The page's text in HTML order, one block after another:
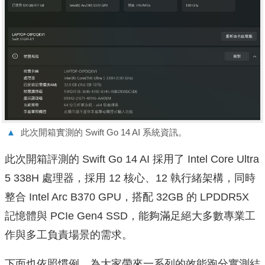
▲ 此次開箱實測的 Swift Go 14 AI 系統資訊。
此次開箱評測的 Swift Go 14 AI 採用了 Intel Core Ultra
5 338H 處理器，採用 12 核心、12 執行緒架構，同時
整合 Intel Arc B370 GPU，搭配 32GB 的 LPDDR5X
記憶體與 PCIe Gen4 SSD，能夠滿足絕大多數專業工
作與多工負責場景的需求。